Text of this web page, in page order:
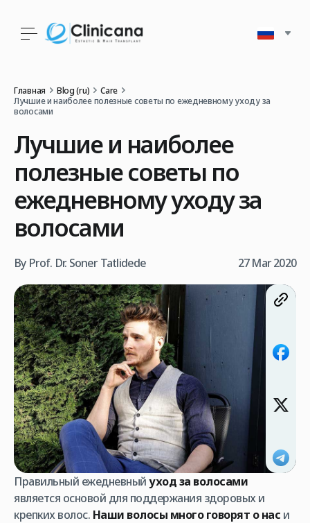
Главная Blog (ru)
Care
Лучшие и наиболее полезные советы по ежедневному уходу за
волосами
Лучшие и наиболее
полезные советы по
ежедневному уходу за
волосами
By Prof. Dr. Soner Tatlidede 27 Mar 2020
Правильный ежедневныйуход за волосами
является основой для поддержания здоровых и
крепких волос. Наши волосы много говорят о нас и